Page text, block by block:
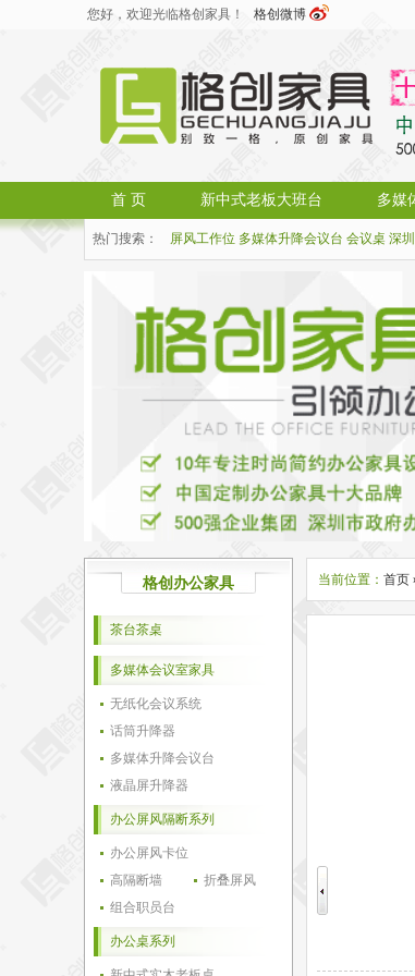
您好，欢迎光临格创家具！ 格创微博
首 页 新中式老板大班台 多媒
热门搜索： 屏风工作位 多媒体升降会议台 会议桌 深
格创办公家具
茶台茶桌
多媒体会议室家具
无纸化会议系统
话筒升降器
多媒体升降会议台
液晶屏升降器
办公屏风隔断系列
办公屏风卡位
高隔断墙
折叠屏风
组合职员台
办公桌系列
当前位置： 首页